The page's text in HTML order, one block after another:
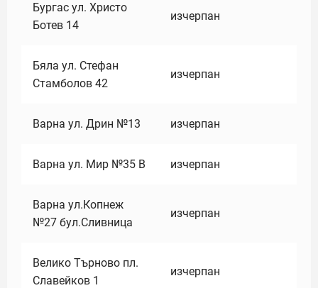
Бургас ул. Христо
Ботев 14
изчерпан
Бяла ул. Стефан
Стамболов 42
изчерпан
Варна ул. Дрин №13 изчерпан
Варна ул. Мир №35 В изчерпан
Варна ул.Копнеж
№27 бул.Сливница
изчерпан
Велико Търново пл.
Славейков 1
изчерпан